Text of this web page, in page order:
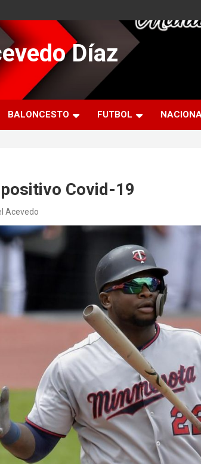
Díaz
BALONCESTO FUTBOL
Covid-19
Acevedo